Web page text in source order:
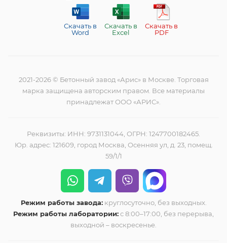
Скачать в
Word
Скачать в
Excel
Скачать в
PDF
2021-2026 © Бетонный завод «Арис» в Москве. Торговая
марка защищена авторским правом. Все материалы
принадлежат ООО «АРИС».
Реквизиты: ИНН: 9731131044, ОГРН: 1247700182465.
Юр. адрес: 121609, город Москва, Осенняя ул, д. 23, помещ.
59/1/1
Режим работы завода:круглосуточно, без выходных.
Режим работы лаборатории:с 8:00–17:00, без перерыва,
выходной – воскресенье.